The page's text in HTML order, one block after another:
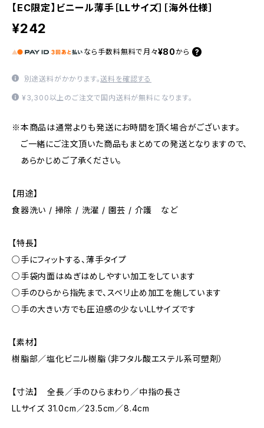
【EC限定】ビニール薄手［LLサイズ］［海外仕様］
¥242
なら 手数料無料で 月々¥80 から
別途送料がかかります。送料を確認する
¥3,300以上のご注文で国内送料が無料になります。
※本商品は通常よりも発送にお時間を頂く場合がございます。
ご一緒にご注文頂いた商品もまとめての発送となりますので、
あらかじめご了承ください。
【用途】
食器洗い / 掃除 / 洗濯 / 園芸 / 介護 など
【特長】
○手にフィットする、薄手タイプ
○手袋内面はぬぎはめしやすい加工をしています
○手のひらから指先まで、スベリ止め加工を施しています
○手の大きい方でも圧迫感の少ないLLサイズです
【素材】
樹脂部／塩化ビニル樹脂（非フタル酸エステル系可塑剤）
【寸法】 全長／手のひらまわり／中指の長さ
LLサイズ 31.0cm／23.5cm／8.4cm